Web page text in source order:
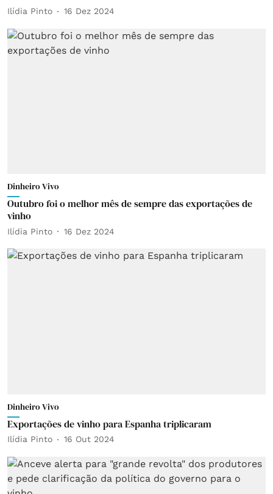
Ilídia Pinto 16 Dez 2024
Dinheiro Vivo
Outubro foi o melhor mês de sempre das exportações de
vinho
Ilídia Pinto 16 Dez 2024
Dinheiro Vivo
Exportações de vinho para Espanha triplicaram
Ilídia Pinto 16 Out 2024